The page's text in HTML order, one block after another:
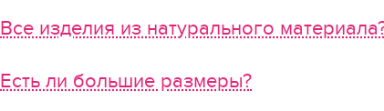
Все изделия из натурального
Есть ли большие размеры?